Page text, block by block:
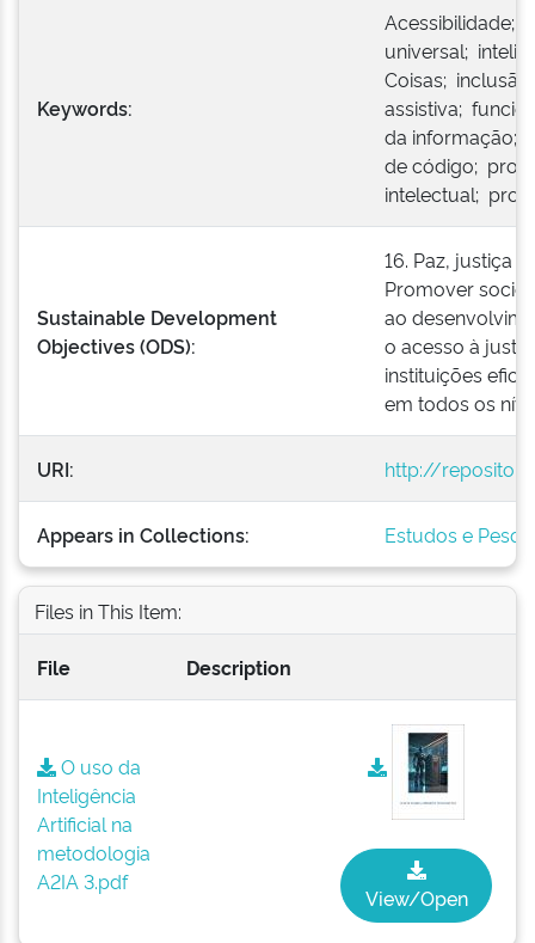
Keywords:
Acessibilidade;
universal;
Coisas;
assistiva;
da informação;
de código;
intelectual;
Sustainable Development
Objectives (ODS):
16. Paz, justiça
Promover
ao
o acesso à
instituições
em todos os
URI: http://
Appears in Collections: Estudos e
Files in This Item:
File Description
O uso da
Inteligência
Artificial na
metodologia
A2IA 3.pdf
View/Open